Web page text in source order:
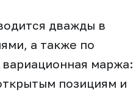
дважды в
а также по
маржа:
позициям и